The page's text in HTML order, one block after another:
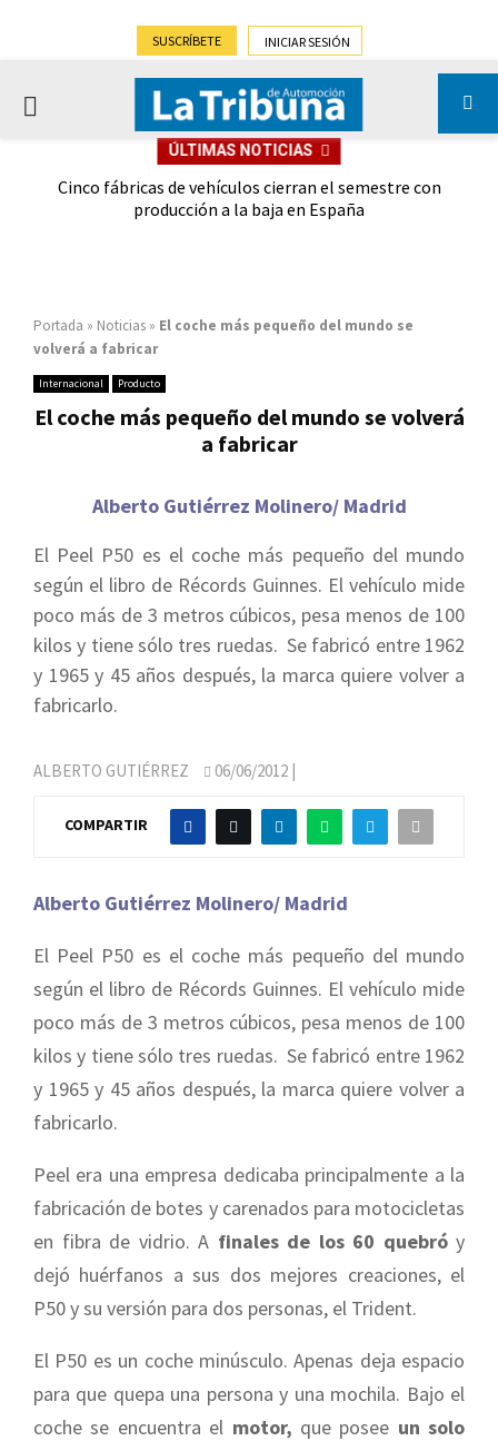
SUSCRÍBETE INICIAR SESIÓN
PRIMARY
ÚLTIMAS NOTICIAS
Cinco fábricas de vehículos cierran el semestre con
producción a la baja en España
Portada » Noticias » El coche más pequeño del mundo se
volverá a fabricar
Internacional Producto
El coche más pequeño del mundo se volverá
a fabricar
Alberto Gutiérrez Molinero/ Madrid
El Peel P50 es el coche más pequeño del mundo
según el libro de Récords Guinnes. El vehículo mide
poco más de 3 metros cúbicos, pesa menos de 100
kilos y tiene sólo tres ruedas. Se fabricó entre 1962
y 1965 y 45 años después, la marca quiere volver a
fabricarlo.
ALBERTO GUTIÉRREZ 06/06/2012 |
COMPARTIR
Alberto Gutiérrez Molinero/ Madrid
El Peel P50 es el coche más pequeño del mundo
según el libro de Récords Guinnes. El vehículo mide
poco más de 3 metros cúbicos, pesa menos de 100
kilos y tiene sólo tres ruedas. Se fabricó entre 1962
y 1965 y 45 años después, la marca quiere volver a
fabricarlo.
Peel era una empresa dedicaba principalmente a la
fabricación de botes y carenados para motocicletas
en fibra de vidrio. A finales de los 60 quebróy
dejó huérfanos a sus dos mejores creaciones, el
P50 y su versión para dos personas, el Trident.
El P50 es un coche minúsculo. Apenas deja espacio
para que quepa una persona y una mochila. Bajo el
coche se encuentra el motor, que posee un solo